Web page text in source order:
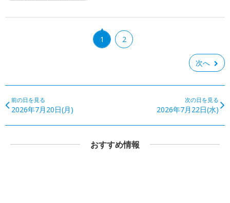
1 2
次へ
前の日を見る
2026年7月20日(月)
次の日を見る
2026年7月22日(水)
おすすめ情報